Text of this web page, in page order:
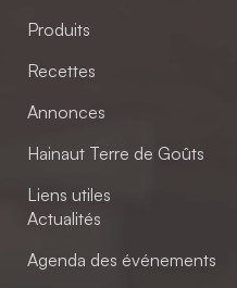
Produits
Recettes
Annonces
Hainaut Terre de Goûts
Liens utiles
Actualités
Agenda des événements